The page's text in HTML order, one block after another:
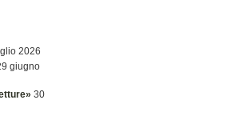
2026
giugno
30